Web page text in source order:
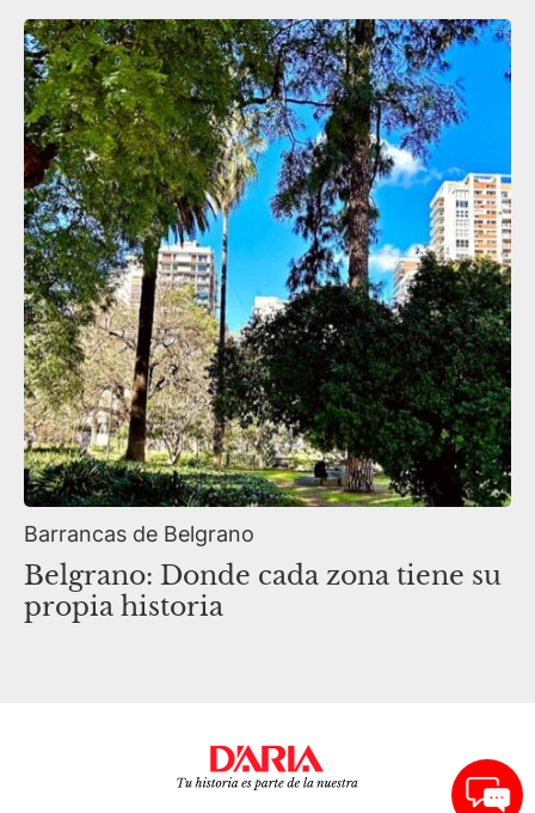
Barrancas de Belgrano
Belgrano: Donde cada zona tiene su
propia historia